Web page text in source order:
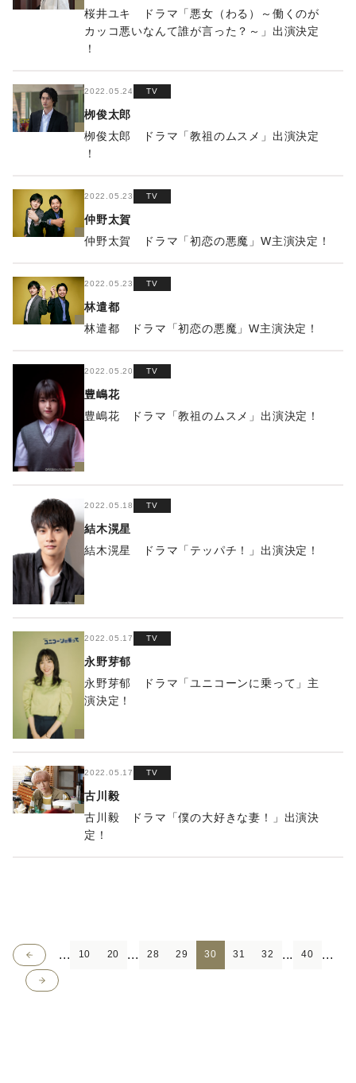
桜井ユキ ドラマ「悪女（わる）～働くのが
カッコ悪いなんて誰が言った？～」出演決定
！
2022.05.24 TV
栁俊太郎
栁俊太郎 ドラマ「教祖のムスメ」出演決定
！
2022.05.23 TV
仲野太賀
仲野太賀 ドラマ「初恋の悪魔」W主演決定！
2022.05.23 TV
林遣都
林遣都 ドラマ「初恋の悪魔」W主演決定！
2022.05.20 TV
豊嶋花
豊嶋花 ドラマ「教祖のムスメ」出演決定！
2022.05.18 TV
結木滉星
結木滉星 ドラマ「テッパチ！」出演決定！
2022.05.17 TV
永野芽郁
永野芽郁 ドラマ「ユニコーンに乗って」主
演決定！
2022.05.17 TV
古川毅
古川毅 ドラマ「僕の大好きな妻！」出演決
定！
< ... 10 20 ... 28 29 30 31 32 ... 40
...
>